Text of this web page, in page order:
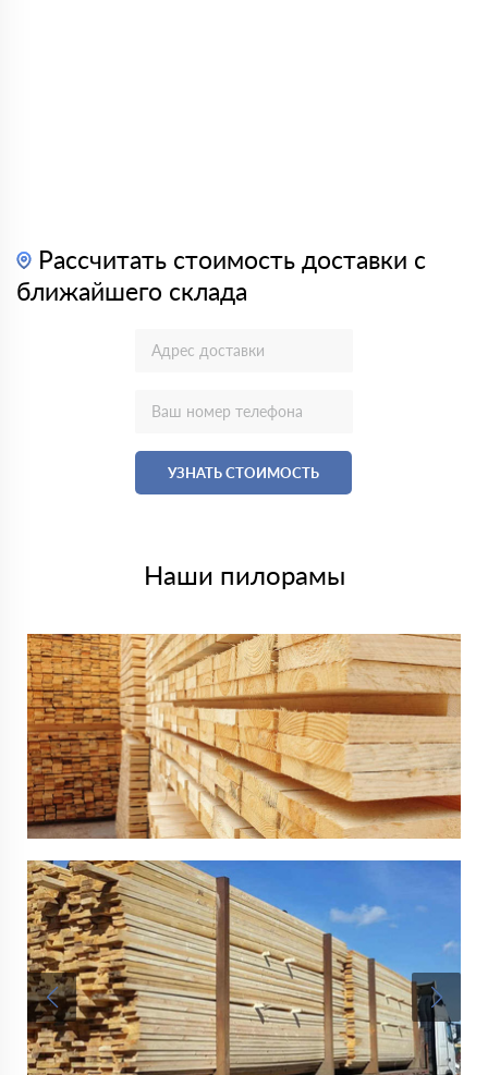
Рассчитать стоимость доставки с
ближайшего склада
УЗНАТЬ СТОИМОСТЬ
Наши пилорамы